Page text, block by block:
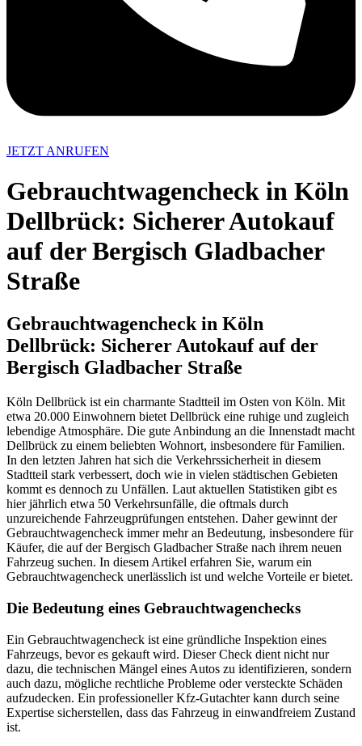
JETZT ANRUFEN
Gebrauchtwagencheck in Köln
Dellbrück: Sicherer Autokauf
auf der Bergisch Gladbacher
Straße
Gebrauchtwagencheck in Köln
Dellbrück: Sicherer Autokauf auf der
Bergisch Gladbacher Straße
Köln Dellbrück ist ein charmante Stadtteil im Osten von Köln. Mit
etwa 20.000 Einwohnern bietet Dellbrück eine ruhige und zugleich
lebendige Atmosphäre. Die gute Anbindung an die Innenstadt macht
Dellbrück zu einem beliebten Wohnort, insbesondere für Familien.
In den letzten Jahren hat sich die Verkehrssicherheit in diesem
Stadtteil stark verbessert, doch wie in vielen städtischen Gebieten
kommt es dennoch zu Unfällen. Laut aktuellen Statistiken gibt es
hier jährlich etwa 50 Verkehrsunfälle, die oftmals durch
unzureichende Fahrzeugprüfungen entstehen. Daher gewinnt der
Gebrauchtwagencheck immer mehr an Bedeutung, insbesondere für
Käufer, die auf der Bergisch Gladbacher Straße nach ihrem neuen
Fahrzeug suchen. In diesem Artikel erfahren Sie, warum ein
Gebrauchtwagencheck unerlässlich ist und welche Vorteile er bietet.
Die Bedeutung eines Gebrauchtwagenchecks
Ein Gebrauchtwagencheck ist eine gründliche Inspektion eines
Fahrzeugs, bevor es gekauft wird. Dieser Check dient nicht nur
dazu, die technischen Mängel eines Autos zu identifizieren, sondern
auch dazu, mögliche rechtliche Probleme oder versteckte Schäden
aufzudecken. Ein professioneller Kfz-Gutachter kann durch seine
Expertise sicherstellen, dass das Fahrzeug in einwandfreiem Zustand
ist.